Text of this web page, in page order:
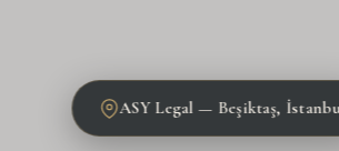
ASY Legal — Beşiktaş,